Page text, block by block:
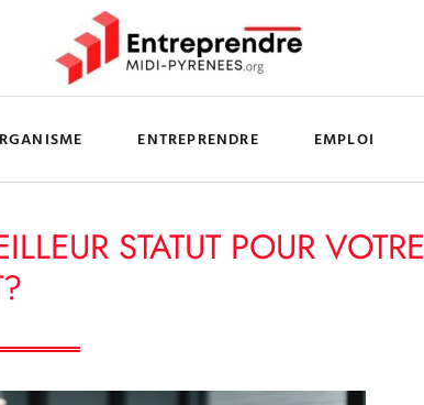
ENTREPRENDRE EMPLOI
STATUT POUR VOTRE